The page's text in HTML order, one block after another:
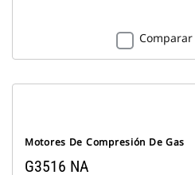
Motores De Compresión De Gas
G3516 NA